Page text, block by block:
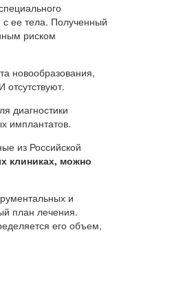
с ее тела. Полученный
риском
новообразования,
диагностики
имплантатов.
из Российской
клиниках, можно
и
план лечения.
его объем,